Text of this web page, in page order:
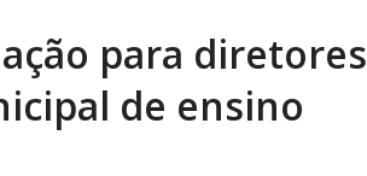
para diretores
de ensino